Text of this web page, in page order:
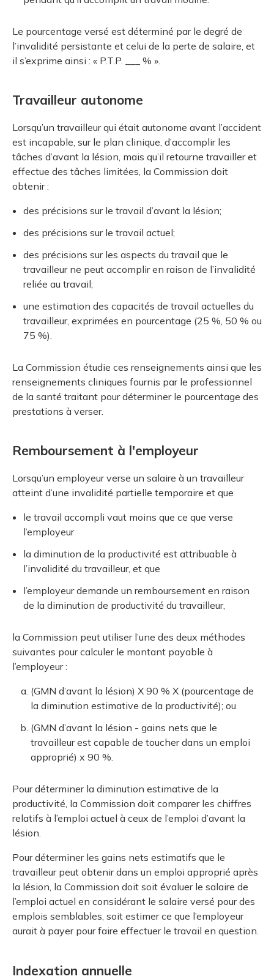
Le pourcentage versé est déterminé par le degré de
l’invalidité persistante et celui de la perte de salaire, et
il s’exprime ainsi : « P.T.P. ___ % ».
Travailleur autonome
Lorsqu’un travailleur qui était autonome avant l’accident
est incapable, sur le plan clinique, d’accomplir les
tâches d’avant la lésion, mais qu’il retourne travailler et
effectue des tâches limitées, la Commission doit
obtenir :
des précisions sur le travail d’avant la lésion;
des précisions sur le travail actuel;
des précisions sur les aspects du travail que le
travailleur ne peut accomplir en raison de l’invalidité
reliée au travail;
une estimation des capacités de travail actuelles du
travailleur, exprimées en pourcentage (25 %, 50 % ou
75 %).
La Commission étudie ces renseignements ainsi que les
renseignements cliniques fournis par le professionnel
de la santé traitant pour déterminer le pourcentage des
prestations à verser.
Remboursement à l'employeur
Lorsqu’un employeur verse un salaire à un travailleur
atteint d’une invalidité partielle temporaire et que
le travail accompli vaut moins que ce que verse
l’employeur
la diminution de la productivité est attribuable à
l’invalidité du travailleur, et que
l’employeur demande un remboursement en raison
de la diminution de productivité du travailleur,
la Commission peut utiliser l’une des deux méthodes
suivantes pour calculer le montant payable à
l’employeur :
(GMN d’avant la lésion) X 90 % X (pourcentage de
la diminution estimative de la productivité); ou
(GMN d’avant la lésion - gains nets que le
travailleur est capable de toucher dans un emploi
approprié) x 90 %.
Pour déterminer la diminution estimative de la
productivité, la Commission doit comparer les chiffres
relatifs à l’emploi actuel à ceux de l’emploi d’avant la
lésion.
Pour déterminer les gains nets estimatifs que le
travailleur peut obtenir dans un emploi approprié après
la lésion, la Commission doit soit évaluer le salaire de
l’emploi actuel en considérant le salaire versé pour des
emplois semblables, soit estimer ce que l’employeur
aurait à payer pour faire effectuer le travail en question.
Indexation annuelle